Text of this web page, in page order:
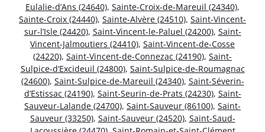
Eulalie-d’Ans (24640), Sainte-Croix-de-Mareuil (24340),
Sainte-Croix (24440), Sainte-Alvère (24510), Saint-Vincent-
sur-l’Isle (24420), Saint-Vincent-le-Paluel (24200), Saint-
Vincent-Jalmoutiers (24410), Saint-Vincent-de-Cosse
(24220), Saint-Vincent-de-Connezac (24190), Saint-
Sulpice-d’Excideuil (24800), Saint-Sulpice-de-Roumagnac
(24600), Saint-Sulpice-de-Mareuil (24340), Saint-Séverin-
d’Estissac (24190), Saint-Seurin-de-Prats (24230), Saint-
Sauveur-Lalande (24700), Saint-Sauveur (86100), Saint-
Sauveur (33250), Saint-Sauveur (24520), Saint-Saud-